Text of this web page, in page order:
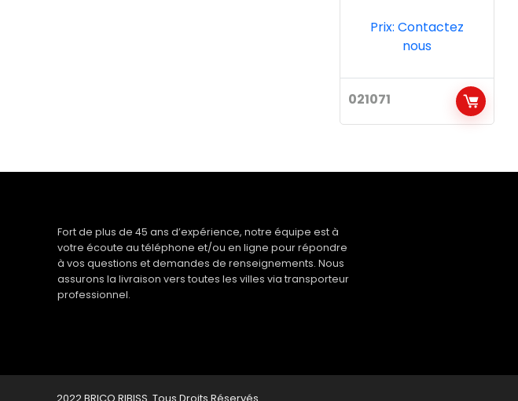
021071
Prix: Contactez
nous
Fort de plus de 45 ans d’expérience, notre équipe est à
votre écoute au téléphone et/ou en ligne pour répondre
à vos questions et demandes de renseignements. Nous
assurons la livraison vers toutes les villes via transporteur
professionnel.